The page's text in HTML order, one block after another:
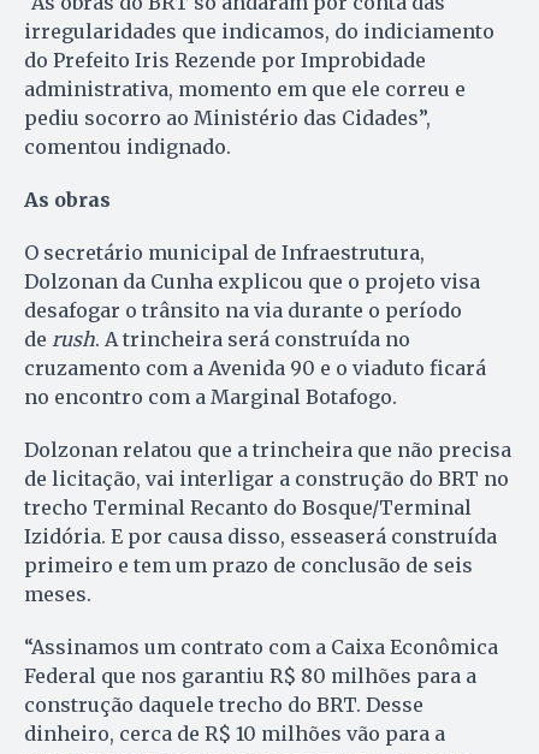
irregularidades que indicamos, do indiciamento
do Prefeito Iris Rezende por Improbidade
administrativa, momento em que ele correu e
pediu socorro ao Ministério das Cidades”,
comentou indignado.
As obras
O secretário municipal de Infraestrutura,
Dolzonan da Cunha explicou que o projeto visa
desafogar o trânsito na via durante o período
de rush. A trincheira será construída no
cruzamento com a Avenida 90 e o viaduto ficará
no encontro com a Marginal Botafogo.
Dolzonan relatou que a trincheira que não precisa
de licitação, vai interligar a construção do BRT no
trecho Terminal Recanto do Bosque/Terminal
Izidória. E por causa disso, esseaserá construída
primeiro e tem um prazo de conclusão de seis
meses.
“Assinamos um contrato com a Caixa Econômica
Federal que nos garantiu R$ 80 milhões para a
construção daquele trecho do BRT. Desse
dinheiro, cerca de R$ 10 milhões vão para a